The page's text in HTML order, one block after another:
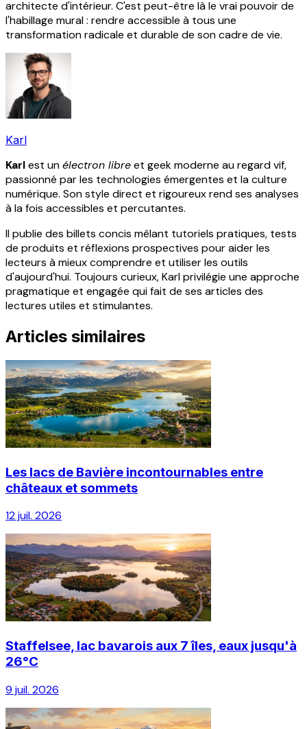
architecte d'intérieur. C'est peut-être là le vrai pouvoir de
l'habillage mural : rendre accessible à tous une
transformation radicale et durable de son cadre de vie.
Karl
Karlest unélectron libreet geek moderne au regard vif,
passionné par les technologies émergentes et la culture
numérique. Son style direct et rigoureux rend ses analyses
à la fois accessibles et percutantes.
Il publie des billets concis mêlant tutoriels pratiques, tests
de produits et réflexions prospectives pour aider les
lecteurs à mieux comprendre et utiliser les outils
d'aujourd'hui. Toujours curieux, Karl privilégie une approche
pragmatique et engagée qui fait de ses articles des
lectures utiles et stimulantes.
Articles similaires
Les lacs de Bavière incontournables entre
châteaux et sommets
12 juil. 2026
Staffelsee, lac bavarois aux 7 îles, eaux jusqu'à
26°C
9 juil. 2026